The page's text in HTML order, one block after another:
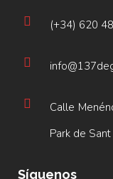
(+34) 620
Calle
Park de
Síguenos